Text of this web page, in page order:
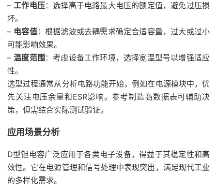
–工作电压：选择高于电路最大电压的额定值，避免过压损
坏。
– 电容值：根据滤波或去耦需求确定合适容量，过大或过小
可能影响效果。
–温度范围 ：考虑设备工作环境，选择宽温型号以增强适应
性。
选型过程通常从分析电路功能开始，例如在电源模块中，优
先关注电压余量和ESR影响。参考制造商数据表可辅助决
策，但需结合实际测试验证。
应用场景分析
D型钽电容广泛应用于各类电子设备，得益于其稳定性和高
效性。它在电源管理和信号处理中表现突出，满足现代工业
的多样化需求。